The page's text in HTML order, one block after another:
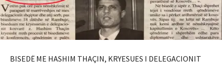
BISEDË ME HASHIM THAÇIN, KRYESUES I DELEGACIONIT